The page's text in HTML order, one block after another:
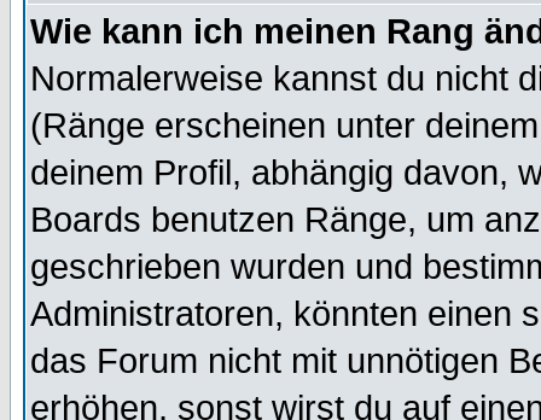
Wie kann ich meinen Rang
Normalerweise kannst du nicht
(Ränge erscheinen unter
deinem Profil, abhängig davon,
Boards benutzen Ränge, um
geschrieben wurden und
Administratoren, könnten einen
das Forum nicht mit unnötigen
erhöhen, sonst wirst du auf